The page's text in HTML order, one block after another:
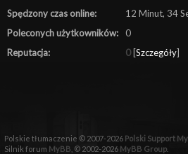
Spędzony czas online:
12 Minut, 34
Poleconych użytkowników:
0
Reputacja:
0 [Szczegóły]
Polskie tłumaczenie © 2007-2026 Polski Support
Silnik forum MyBB , © 2002-2026 MyBB Group